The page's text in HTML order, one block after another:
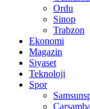
Ordu
Sinop
Trabzon
Ekonomi
Magazin
Siyaset
Teknoloji
Spor